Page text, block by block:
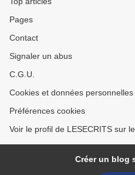
Pages
Contact
Signaler un abus
C.G.U.
Cookies et données personnelles
Préférences cookies
Voir le profil de LESECRITS sur
Créer un blog